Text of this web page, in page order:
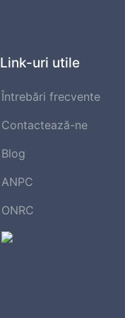
Link-uri utile
Întrebări frecvente
Contactează-ne
Blog
ANPC
ONRC